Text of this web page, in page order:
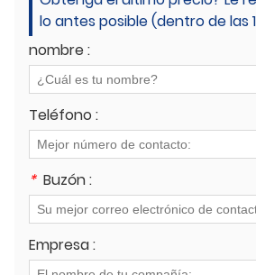
lo antes posible (dentro de las
nombre :
Teléfono :
* Buzón :
Empresa :